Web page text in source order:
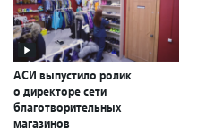
АСИ выпустило ролик
о директоре сети
благотворительных
магазинов